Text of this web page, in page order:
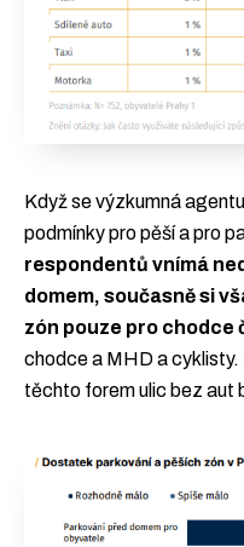
Když se výzkumná
podmínky pro pěší a pro
respondentů vnímá
domem, současně si
zón pouze pro chodce
chodce a MHD a
těchto forem ulic bez aut